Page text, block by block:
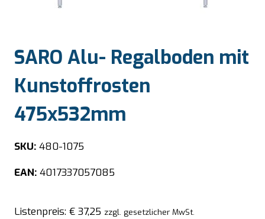
SARO Alu- Regalboden mit
Kunstoffrosten
475x532mm
SKU: 480-1075
EAN: 4017337057085
Listenpreis: € 37,25 zzgl. gesetzlicher MwSt.